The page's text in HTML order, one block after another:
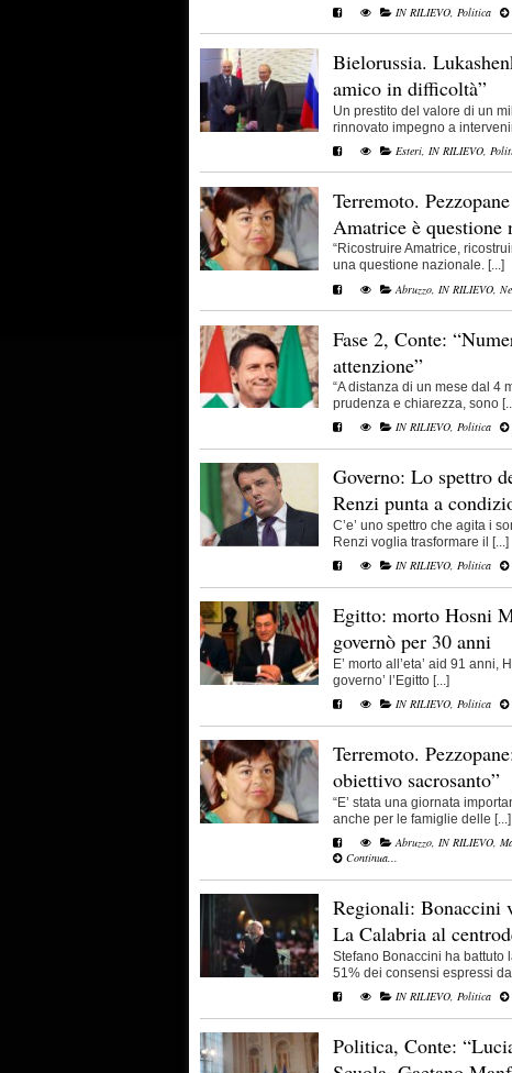
IN RILIEVO Politica
Bielorussia.
amico in difficoltà”
Un prestito del valore di un
rinnovato impegno a
Esteri IN RILIEVO
Terremoto.
Amatrice è questione
“Ricostruire Amatrice,
una questione nazionale. [...]
Abruzzo IN RILIEVO
Fase 2, Conte:
attenzione”
“A distanza di un mese dal 4
prudenza e chiarezza, sono
IN RILIEVO, Politica
Governo: Lo spettro
Renzi punta a
C’e’ uno spettro che agita i
Renzi voglia trasformare il [...]
IN RILIEVO, Politica
Egitto: morto Hosni
governò per 30 anni
E’ morto all’eta’ aid 91
governo’ l’Egitto [...]
IN RILIEVO, Politica
Terremoto.
obiettivo sacrosanto”
“E’ stata una giornata
anche per le famiglie delle [...]
Abruzzo, IN RILIEVO,
Continua...
Regionali: Bonaccini
La Calabria al
Stefano Bonaccini ha battuto
51% dei consensi espressi
IN RILIEVO, Politica
Politica, Conte: